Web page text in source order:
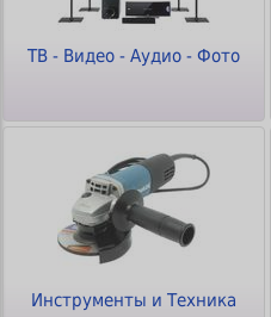
ТВ - Видео - Аудио - Фото
Инструменты и Техника